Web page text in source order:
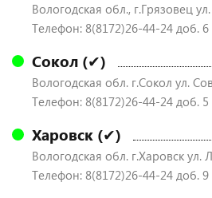
Вологодская обл., г.Грязовец
Телефон: 8(8172)26-44-24 доб. 6
Сокол (✔)
Вологодская обл. г.Сокол ул.
Телефон: 8(8172)26-44-24 доб. 5
Харовск (✔)
Вологодская обл. г.Харовск ул.
Телефон: 8(8172)26-44-24 доб. 9